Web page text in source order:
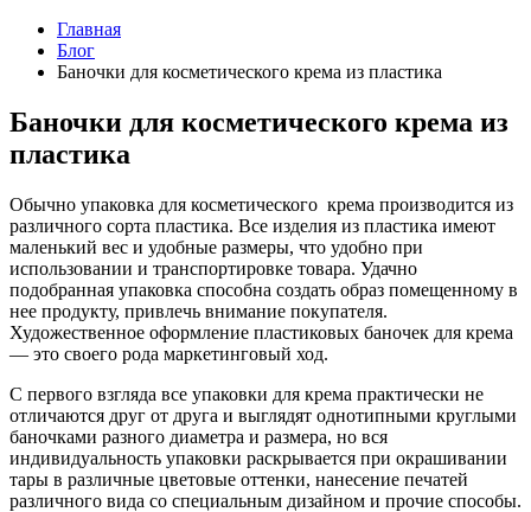
Главная
Блог
Баночки для косметического крема из пластика
Баночки для косметического крема из
пластика
Обычно упаковка для косметического крема производится из
различного сорта пластика. Все изделия из пластика имеют
маленький вес и удобные размеры, что удобно при
использовании и транспортировке товара. Удачно
подобранная упаковка способна создать образ помещенному в
нее продукту, привлечь внимание покупателя.
Художественное оформление пластиковых баночек для крема
— это своего рода маркетинговый ход.
С первого взгляда все упаковки для крема практически не
отличаются друг от друга и выглядят однотипными круглыми
баночками разного диаметра и размера, но вся
индивидуальность упаковки раскрывается при окрашивании
тары в различные цветовые оттенки, нанесение печатей
различного вида со специальным дизайном и прочие способы.